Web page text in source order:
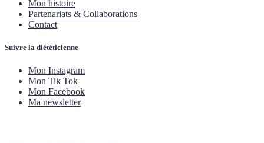
Mon histoire
Partenariats & Collaborations
Contact
Suivre la diététicienne
Mon Instagram
Mon Tik Tok
Mon Facebook
Ma newsletter